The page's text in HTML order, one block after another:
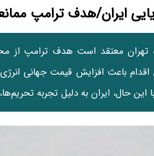
ایران/هدف ترامپ
تهران معتقد است هدف ترامپ از
باعث افزایش قیمت جهانی
این حال، ایران به دلیل تجربه